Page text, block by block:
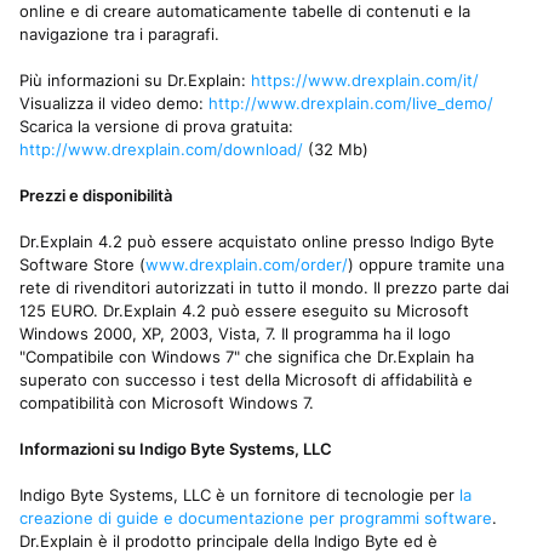
online e di creare automaticamente tabelle di contenuti e la
navigazione tra i paragrafi.
Più informazioni su Dr.Explain: https://www.drexplain.com/it/
Visualizza il video demo: http://www.drexplain.com/live_demo/
Scarica la versione di prova gratuita:
http://www.drexplain.com/download/ (32 Mb)
Prezzi e disponibilità
Dr.Explain 4.2 può essere acquistato online presso Indigo Byte
Software Store (www.drexplain.com/order/) oppure tramite una
rete di rivenditori autorizzati in tutto il mondo. Il prezzo parte dai
125 EURO. Dr.Explain 4.2 può essere eseguito su Microsoft
Windows 2000, XP, 2003, Vista, 7. Il programma ha il logo
"Compatibile con Windows 7" che significa che Dr.Explain ha
superato con successo i test della Microsoft di affidabilità e
compatibilità con Microsoft Windows 7.
Informazioni su Indigo Byte Systems, LLC
Indigo Byte Systems, LLC è un fornitore di tecnologie per la
creazione di guide e documentazione per programmi software.
Dr.Explain è il prodotto principale della Indigo Byte ed è